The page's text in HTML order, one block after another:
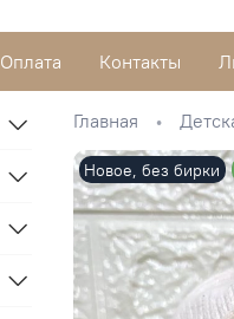
Оплата Контакты
Главная
Новое, без бирки